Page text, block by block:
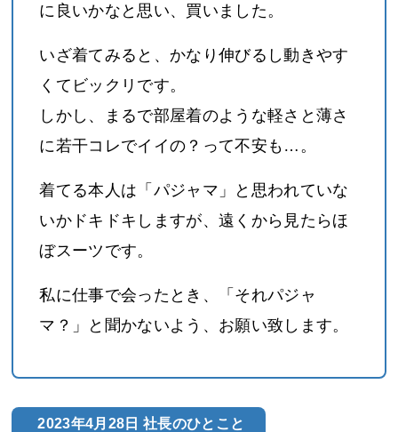
に良いかなと思い、買いました。
いざ着てみると、かなり伸びるし動きやす
くてビックリです。
しかし、まるで部屋着のような軽さと薄さ
に若干コレでイイの？って不安も…。
着てる本人は「パジャマ」と思われていな
いかドキドキしますが、遠くから見たらほ
ぼスーツです。
私に仕事で会ったとき、「それパジャ
マ？」と聞かないよう、お願い致します。
2023年4月28日 社長のひとこと